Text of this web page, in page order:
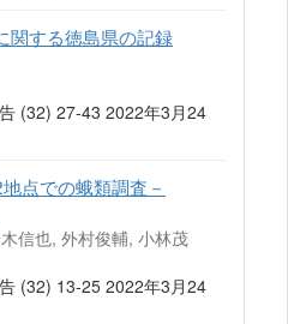
関する徳島県の記録
(32) 27-43 2022年3月24
点での蛾類調査－
信也, 外村俊輔, 小林茂
(32) 13-25 2022年3月24